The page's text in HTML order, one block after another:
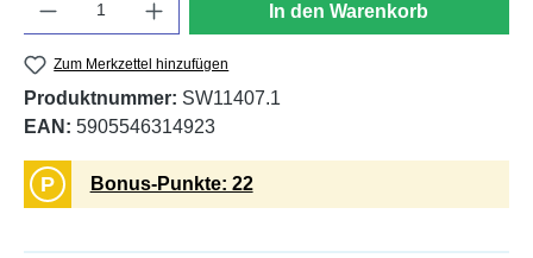
In den Warenkorb
Zum Merkzettel hinzufügen
Produktnummer: SW11407.1
EAN: 5905546314923
P Bonus-Punkte: 22